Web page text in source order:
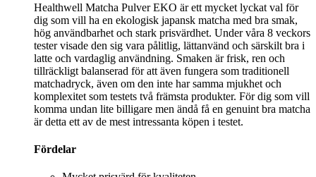
Healthwell Matcha Pulver EKO är ett mycket lyckat val för
dig som vill ha en ekologisk japansk matcha med bra smak,
hög användbarhet och stark prisvärdhet. Under våra 8 veckors
tester visade den sig vara pålitlig, lättanvänd och särskilt bra i
latte och vardaglig användning. Smaken är frisk, ren och
tillräckligt balanserad för att även fungera som traditionell
matchadryck, även om den inte har samma mjukhet och
komplexitet som testets två främsta produkter. För dig som vill
komma undan lite billigare men ändå få en genuint bra matcha
är detta ett av de mest intressanta köpen i testet.
Fördelar